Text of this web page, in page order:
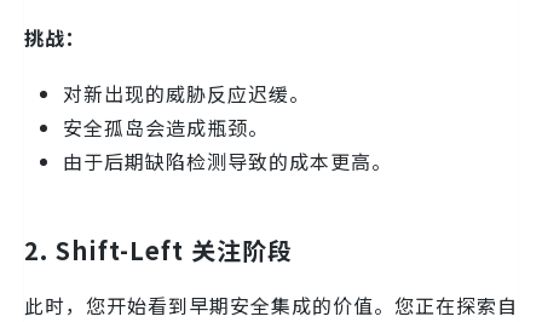
挑战：
对新出现的威胁反应迟缓。
安全孤岛会造成瓶颈。
由于后期缺陷检测导致的成本更高。
2. Shift-Left 关注阶段
此时，您开始看到早期安全集成的价值。您正在探索自